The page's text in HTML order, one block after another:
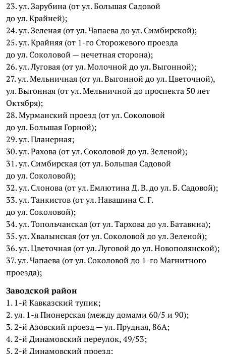
23. ул. Зарубина (от ул. Большая Садовой
до ул. Крайней);
24. ул. Зеленая (от ул. Чапаева до ул. Симбирской);
25. ул. Крайняя (от 1-го Сторожевого проезда
до ул. Соколовой — нечетная сторона);
26. ул. Луговая (от ул. Молочной до ул. Выгонной);
27. ул. Мельничная (от ул. Выгонной до ул. Цветочной),
ул. Выгонная (от ул. Мельничной до проспекта 50 лет
Октября);
28. Мурманский проезд (от ул. Соколовой
до ул. Большая Горной);
29. ул. Планерная;
30. ул. Рахова (от ул. Соколовой до ул. Зеленой);
31. ул. Симбирская (от ул. Большая Садовой
до ул. Соколовой);
32. ул. Слонова (от ул. Емлютина Д. В. до ул. Б. Садовой);
33. ул. Танкистов (от ул. Навашина С. Г.
до ул. Соколовой);
34. ул. Топольчанская (от ул. Тархова до ул. Батавина);
35. ул. Хвалынская (от ул. Соколовой до ул. Зеленой);
36. ул. Цветочная (от ул. Луговой до ул. Новополянской);
37. ул. Чапаева (от ул. Соколовой до 1-го Магнитного
проезда);
Заводской район
1. 1-й Кавказский тупик;
2. ул. 1-я Пионерская (между домами 60/5 и 90);
3. 2-й Азовский проезд — ул. Прудная, 86А;
4. 2-й Динамовский переулок, 49/53;
5. 2-й Динамовский проезд;